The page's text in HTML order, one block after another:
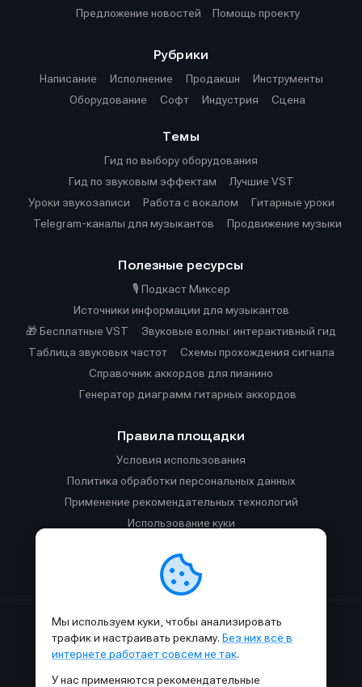
Предложение новостей
Помощь проекту
Рубрики
Написание
Исполнение Продакшн
Инструменты
Оборудование
Софт Индустрия Сцена
Темы
Гид по выбору оборудования
Гид по звуковым эффектам
Лучшие VST
Уроки звукозаписи
Работа с вокалом
Гитарные уроки
Telegram-каналы для музыкантов
Продвижение музыки
Полезные ресурсы
🎙️ Подкаст Миксер
Источники информации для музыкантов
🎁 Бесплатные VST
Звуковые волны: интерактивный гид
Таблица звуковых частот
Cхемы прохождения сигнала
Справочник аккордов для пианино
Генератор диаграмм гитарных аккордов
Правила площадки
Условия использования
Политика обработки персональных данных
Применение рекомендательных технологий
Использование куки
Правила общения в Телеграм-чате
Сделано с к в SAMESOUND© 2015-2026.
Использование материалов SAMESOUND разрешено только с
Все права на картинки и тексты принадлежат их авторам.
Мы используем куки, чтобы анализировать
трафик и настраивать рекламу. Без них всё в
интернете работает совсем не так.
У нас применяются рекомендательные